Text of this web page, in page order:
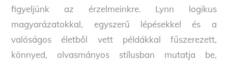
figyeljünk az érzelmeinkre. Lynn logikus
magyarázatokkal, egyszerű lépésekkel és a
valóságos életből vett példákkal fűszerezett,
könnyed, olvasmányos stílusban mutatja be,